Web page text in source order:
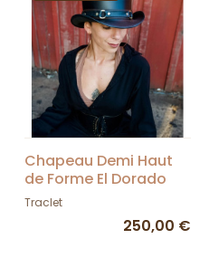
Chapeau Demi Haut
de Forme El Dorado
Band Cuir Noir -
Traclet
250,00 €